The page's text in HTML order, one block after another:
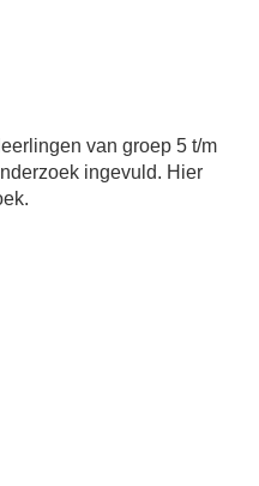
van groep 5 t/m
ingevuld. Hier